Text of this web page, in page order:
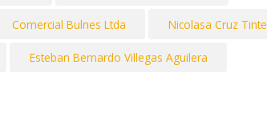
Comercial Bulnes Ltda Nicolasa Cruz Tinte
Esteban Bernardo Villegas Aguilera